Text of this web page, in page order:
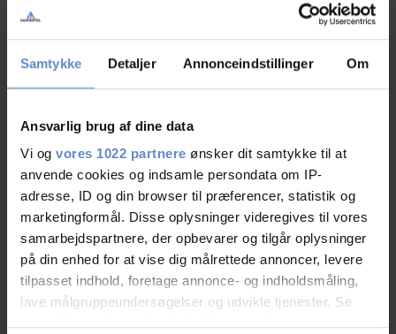
Samtykke Detaljer Annonceindstillinger Om
Ansvarlig brug af dine data
Vi og vores 1022 partnere ønsker dit samtykke til at
anvende cookies og indsamle persondata om IP-
adresse, ID og din browser til præferencer, statistik og
marketingformål. Disse oplysninger videregives til vores
samarbejdspartnere, der opbevarer og tilgår oplysninger
på din enhed for at vise dig målrettede annoncer, levere
tilpasset indhold, foretage annonce- og indholdsmåling,
lave målgruppeundersøgelser og udvikle tjenester. Se
Gratis wifi
Fodbold
Fodboldbane
Gratis parkering Handicap venligt
Sportshal Svømmehal
Læs mere